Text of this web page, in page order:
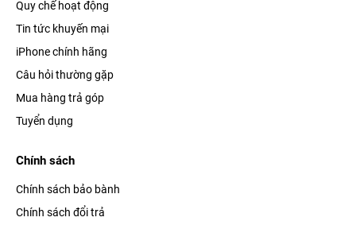
Quy chế hoạt động
Tin tức khuyến mại
iPhone chính hãng
Câu hỏi thường gặp
Mua hàng trả góp
Tuyển dụng
Chính sách
Chính sách bảo bành
Chính sách đổi trả